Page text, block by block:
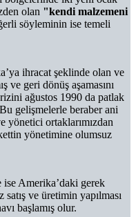
olan "kendi malzemeni
söyleminin ise temeli
ihracat şeklinde olan ve
ve geri dönüş aşamasını
ağustos 1990 da patlak
gelişmelerle beraber ani
yönetici ortaklarımızdan
yönetimine olumsuz
ise Amerika’daki gerek
satış ve üretimin yapılması
başlamış olur.